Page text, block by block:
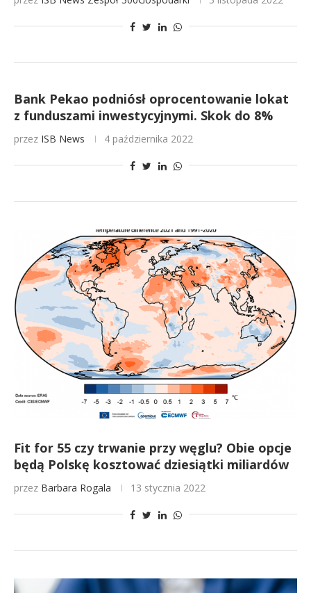
Bank Pekao podniósł oprocentowanie lokat
z funduszami inwestycyjnymi. Skok do 8%
przez ISB News 4 października 2022
Fit for 55 czy trwanie przy węglu? Obie opcje
będą Polskę kosztować dziesiątki miliardów
przez Barbara Rogala 13 stycznia 2022